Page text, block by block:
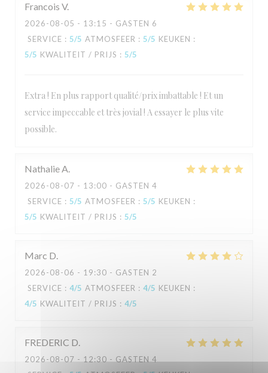
Francois V
2026-08-05 - 13:15 - GASTEN 6
SERVICE : 5/5 ATMOSFEER : 5/5 KEUKEN :
5/5 KWALITEIT / PRIJS : 5/5
Extra ! En plus rapport qualité/prix imbattable ! Et un
service impeccable et très jovial ! A essayer le plus vite
possible.
NathalieA
2026-08-07 - 13:00 - GASTEN 4
SERVICE : 5/5 ATMOSFEER : 5/5 KEUKEN :
5/5 KWALITEIT / PRIJS : 5/5
Marc D
2026-08-06 - 19:30 - GASTEN 2
SERVICE : 4/5 ATMOSFEER : 4/5 KEUKEN :
4/5 KWALITEIT / PRIJS : 4/5
FREDERIC D
2026-08-07 - 12:30 - GASTEN 4
L'Estival